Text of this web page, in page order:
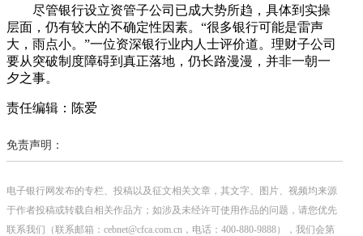
尽管银行设立资管子公司已成大势所趋，具体到实操
层面，仍有较大的不确定性因素。“很多银行可能是雷声
大，雨点小。”一位资深银行业内人士评价道。理财子公司
要从突破制度障碍到真正落地，仍长路漫漫，并非一朝一
夕之事。
责任编辑：陈爱
免责声明：
电子银行网发布的专栏、投稿以及征文相关文章，其文字、图片、视频均来源
于作者投稿或转载自相关作品方；如涉及未经许可使用作品的问题，请您优先
联系我们（联系邮箱：cebnet@cfca.com.cn，电话：400-880-9888），我们会第